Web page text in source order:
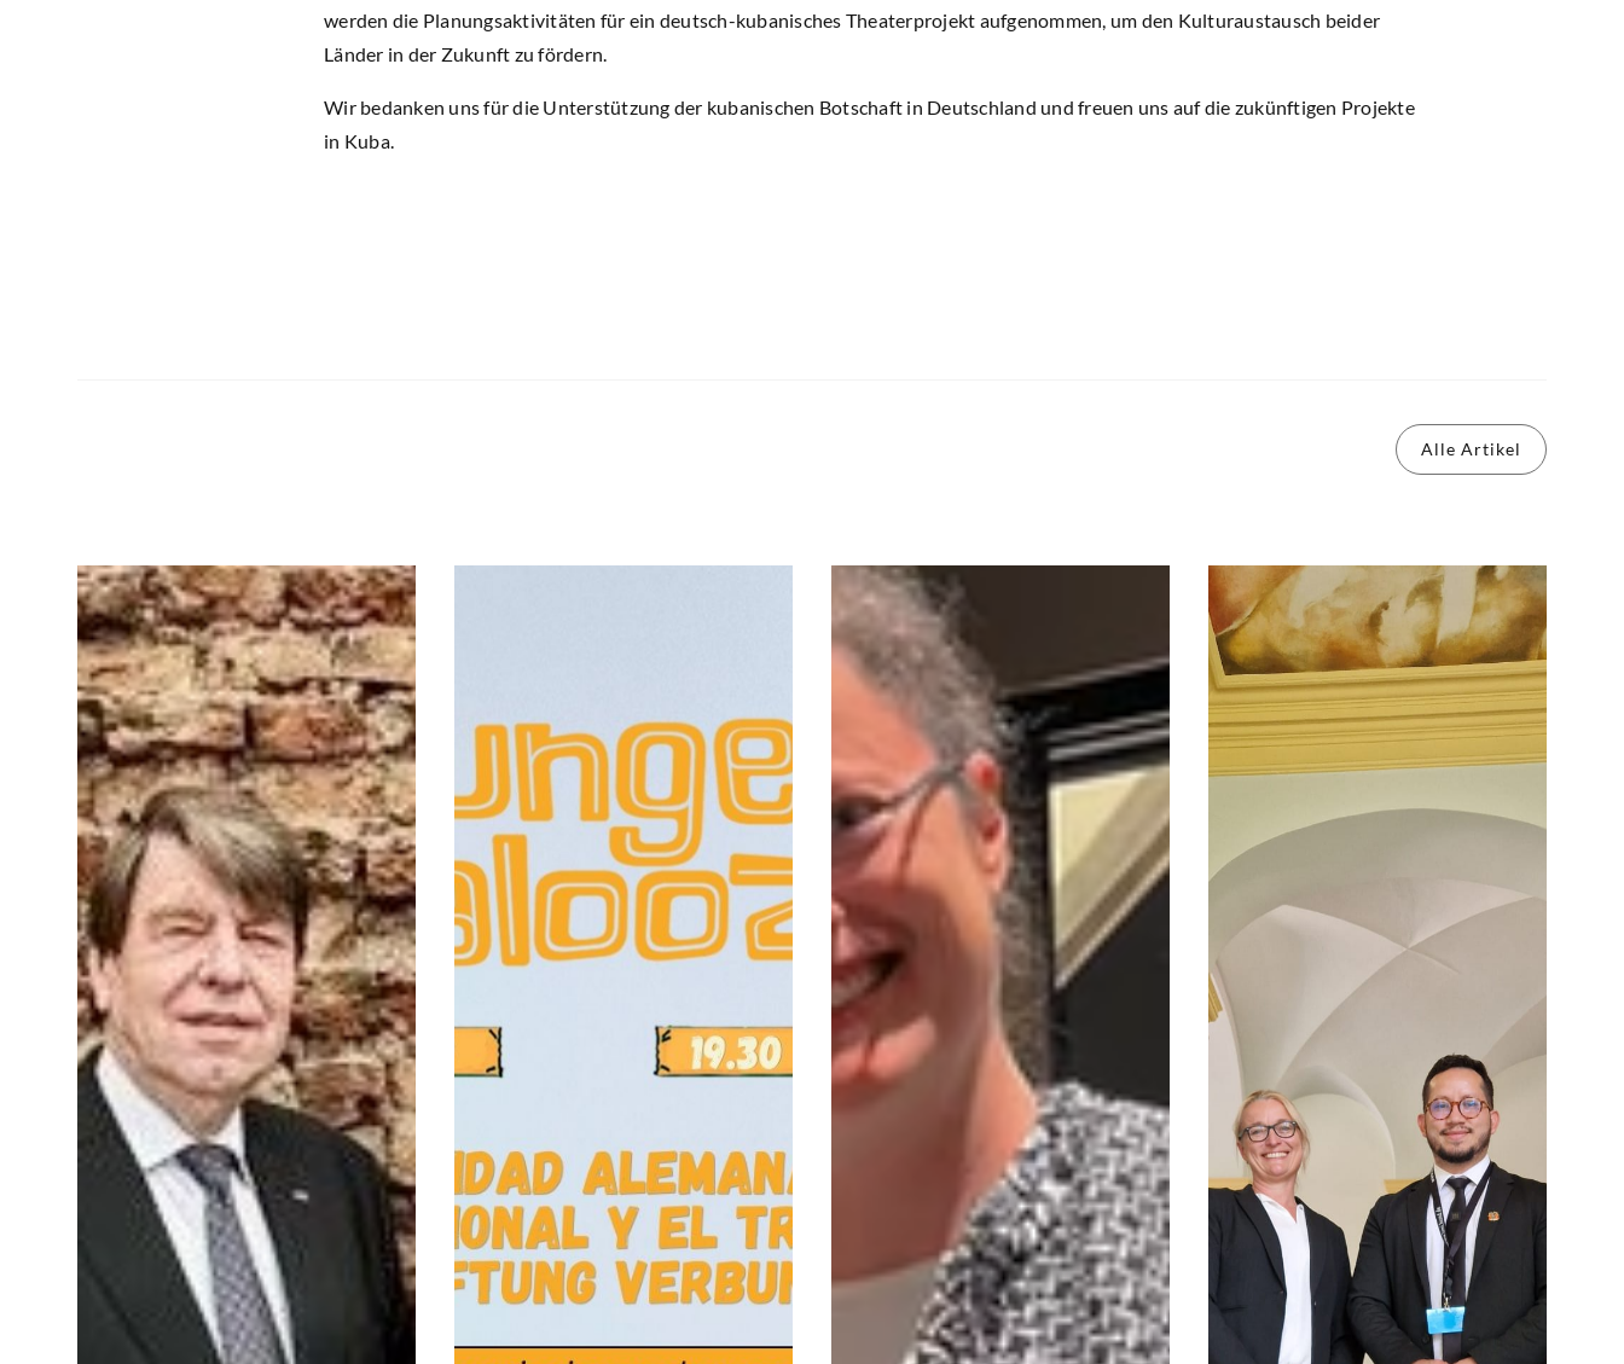
werden die Planungsaktivitäten für ein deutsch-kubanisches Theaterprojekt aufgenommen, um den Kulturaustausch beider
Länder in der Zukunft zu fördern.
Wir bedanken uns für die Unterstützung der kubanischen Botschaft in Deutschland und freuen uns auf die zukünftigen Projekte
in Kuba.
Alle Artikel